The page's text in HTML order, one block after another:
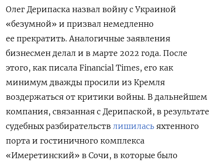
Олег Дерипаска назвал войну с Украиной
«безумной» и призвал немедленно
ее прекратить. Аналогичные заявления
бизнесмен делал и в марте 2022 года. После
этого, как писала Financial Times, его как
минимум дважды просили из Кремля
воздержаться от критики войны. В дальнейшем
компания, связанная с Дерипаской, в результате
судебных разбирательств лишилась яхтенного
порта и гостиничного комплекса
«Имеретинский» в Сочи, в которые было